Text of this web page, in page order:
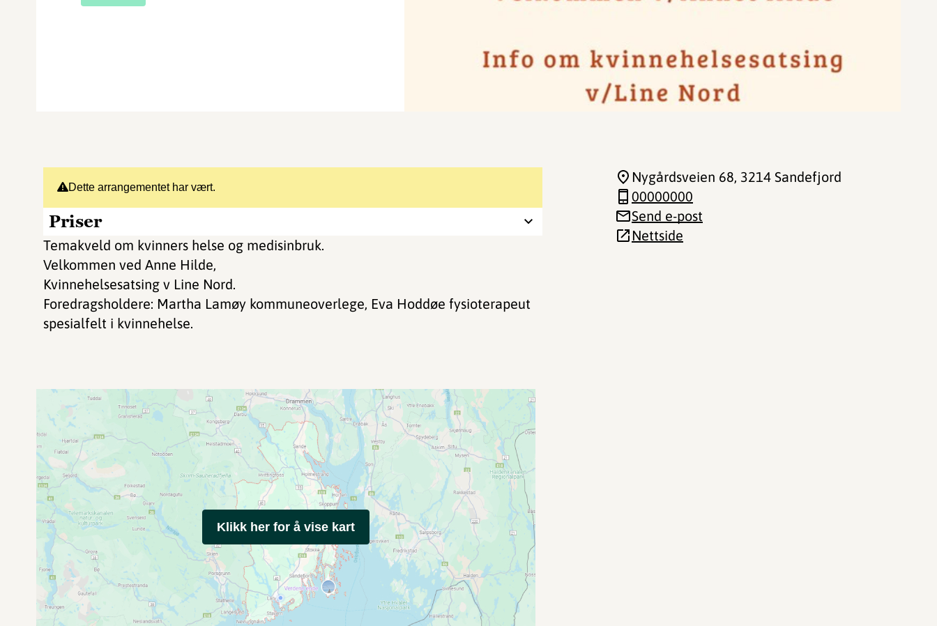
Dette arrangementet har vært.
Priser
Temakveld om kvinners helse og medisinbruk.
Velkommen ved Anne Hilde,
Kvinnehelsesatsing v Line Nord.
Foredragsholdere: Martha Lamøy kommuneoverlege, Eva Hoddøe fysioterapeut
spesialfelt i kvinnehelse.
Nygårdsveien 68, 3214 Sandefjord
00000000
Send e-post
Nettside
Klikk her for å vise kart